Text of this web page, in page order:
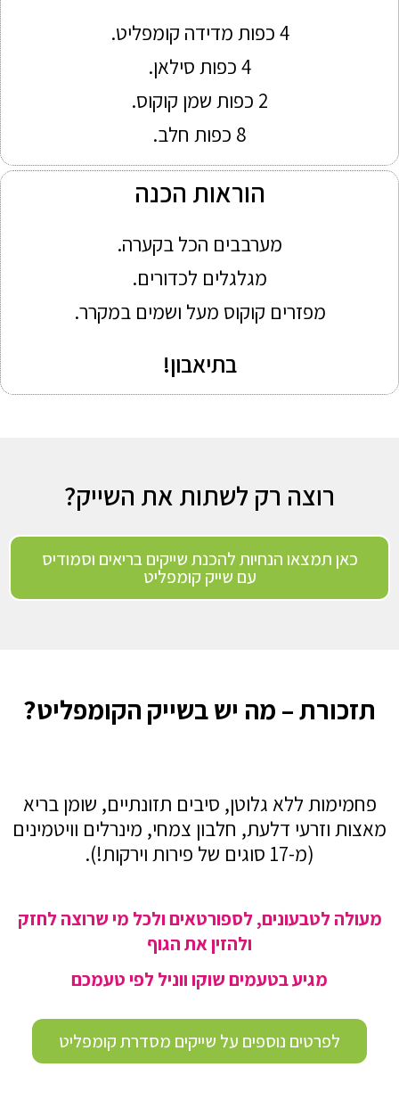
4 כפות מדידה קומפליט.
4 כפות סילאן.
2 כפות שמן קוקוס.
8 כפות חלב.
הוראות הכנה
מערבבים הכל בקערה.
מגלגלים לכדורים.
מפזרים קוקוס מעל ושמים במקרר.
בתיאבון!
רוצה רק לשתות את השייק?
כאן תמצאו הנחיות להכנת שייקים בריאים וסמודיס
עם שייק קומפליט​
תזכורת – מה יש בשייק הקומפליט?
פחמימות ללא גלוטן, סיבים תזונתיים, שומן בריא
מאצות וזרעי דלעת, חלבון צמחי, מינרלים וויטמינים
(מ-17 סוגים של פירות וירקות!).
מעולה לטבעונים, לספורטאיםולכל מי שרוצה לחזק
ולהזין את הגוף
מגיע בטעמים שוקו ווניל לפי טעמכם
לפרטים נוספים על שייקים מסדרת קומפליט